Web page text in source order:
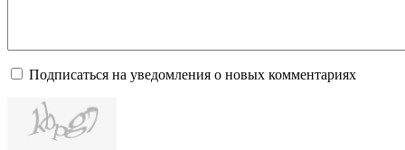
Подписаться на уведомления о новых комментариях